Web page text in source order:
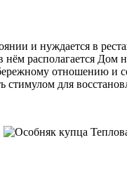
и нуждается в
располагается Дом
бережному отношению и
стимулом для